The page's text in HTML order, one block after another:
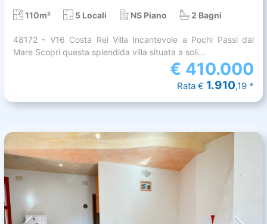
110m² 5 Locali NS Piano 2 Bagni
48172 - V16 Costa Rei Villa Incantevole a Pochi Passi dal
Mare Scopri questa splendida villa situata a soli...
€ 410.000
Rata € 1.910,19 *